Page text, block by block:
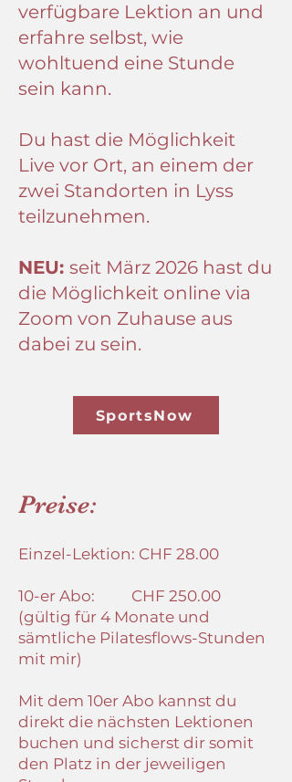
verfügbare Lektion an und
erfahre selbst, wie
wohltuend eine Stunde
sein kann.
Du hast die Möglichkeit
Live vor Ort, an einem der
zwei Standorten in Lyss
teilzunehmen.
NEU: seit März 2026 hast du
die Möglichkeit online via
Zoom von Zuhause aus
dabei zu sein.
SportsNow
Preise:
Einzel-Lektion: CHF 28.00
10-er Abo: CHF 250.00
(gültig für 4 Monate und
sämtliche Pilatesflows-Stunden
mit mir)
Mit dem 10er Abo kannst du
direkt die nächsten Lektionen
buchen und sicherst dir somit
den Platz in der jeweiligen